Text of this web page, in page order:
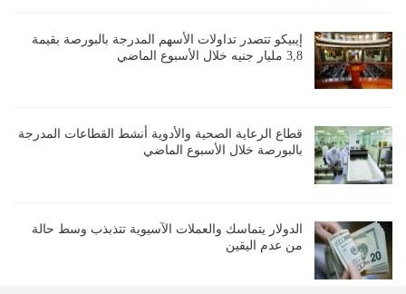
إيبيكو تتصدر تداولات الأسهم المدرجة بالبورصة بقيمة
3,8 مليار جنيه خلال الأسبوع الماضي
قطاع الرعاية الصحية والأدوية أنشط القطاعات المدرجة
بالبورصة خلال الأسبوع الماضي
الدولار يتماسك والعملات الآسيوية تتذبذب وسط حالة
من عدم اليقين